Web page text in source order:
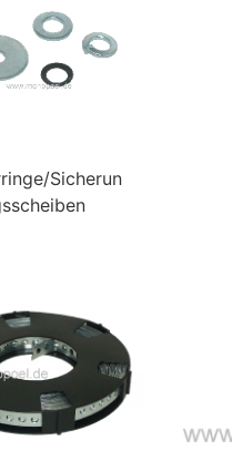
Sicherun